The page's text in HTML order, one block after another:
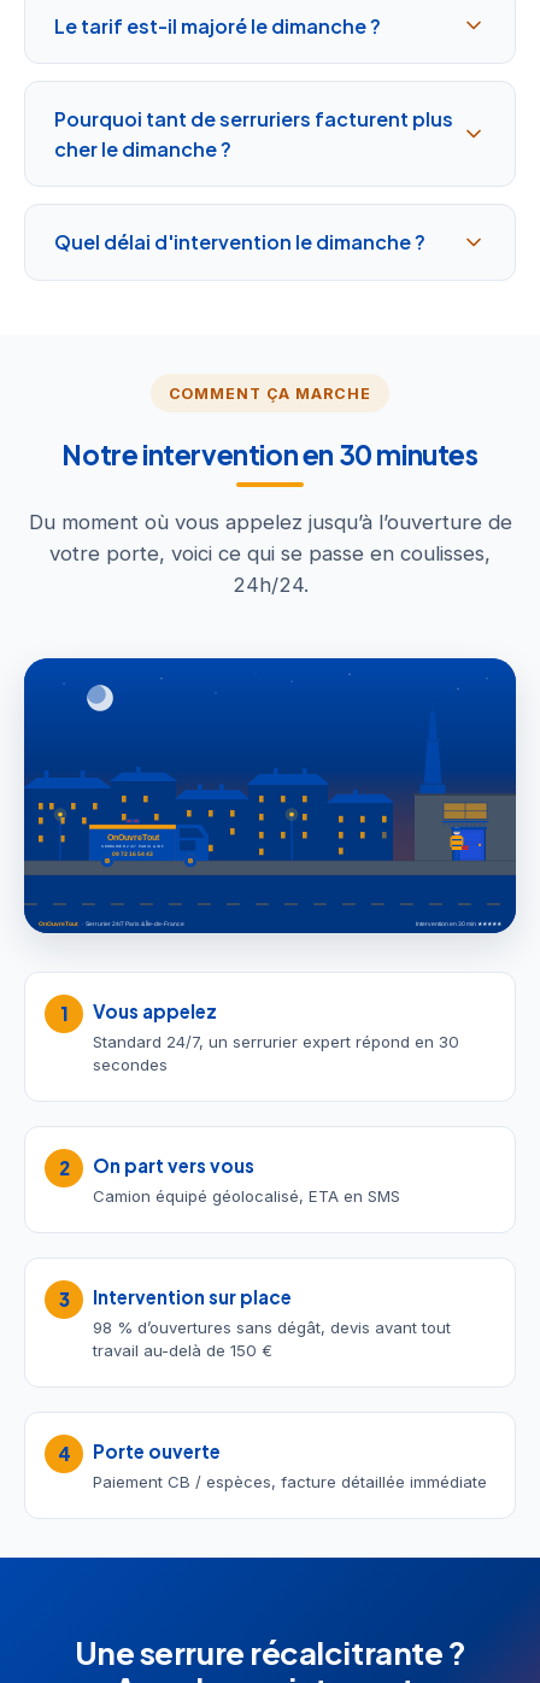
Le tarif est-il majoré le dimanche ?
Pourquoi tant de serruriers facturent plus
cher le dimanche ?
Quel délai d'intervention le dimanche ?
COMMENT ÇA MARCHE
Notre intervention en 30 minutes
Du moment où vous appelez jusqu’à l’ouverture de
votre porte, voici ce qui se passe en coulisses,
24h/24.
1 Vous appelez
Standard 24/7, un serrurier expert répond en 30
secondes
2 On part vers vous
Camion équipé géolocalisé, ETA en SMS
3 Intervention sur place
98 % d’ouvertures sans dégât, devis avant tout
travail au-delà de 150 €
4 Porte ouverte
Paiement CB / espèces, facture détaillée immédiate
Une serrure récalcitrante ?